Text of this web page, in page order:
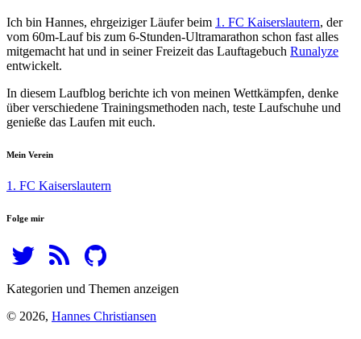
Ich bin Hannes, ehrgeiziger Läufer beim 1. FC Kaiserslautern, der
vom 60m-Lauf bis zum 6-Stunden-Ultramarathon schon fast alles
mitgemacht hat und in seiner Freizeit das Lauftagebuch Runalyze
entwickelt.
In diesem Laufblog berichte ich von meinen Wettkämpfen, denke
über verschiedene Trainingsmethoden nach, teste Laufschuhe und
genieße das Laufen mit euch.
Mein Verein
1. FC Kaiserslautern
Folge mir
Kategorien und Themen anzeigen
© 2026, Hannes Christiansen